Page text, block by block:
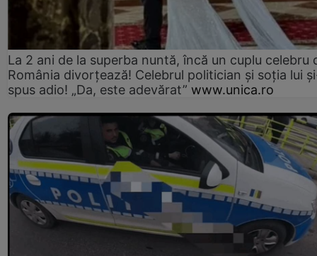
La 2 ani de la superba nuntă, încă un cuplu celebru
România divorțează! Celebrul politician și soția lui
spus adio! „Da, este adevărat” www.unica.ro